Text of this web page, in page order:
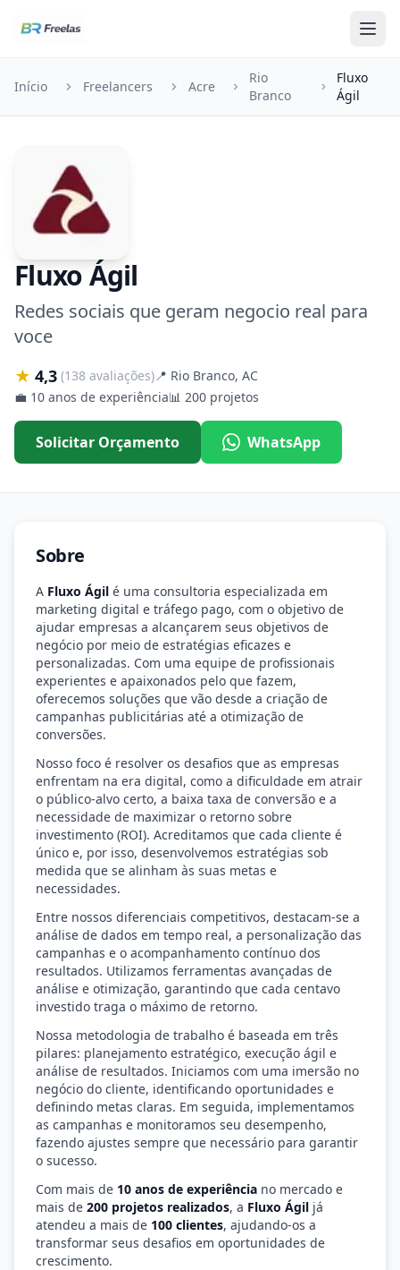
Início Freelancers Acre
Rio
Branco
Fluxo
Ágil
Fluxo Ágil
Redes sociais que geram negocio real para
voce
★ 4,3 (138 avaliações)📍 Rio Branco, AC
💼 10 anos de experiência📊 200 projetos
Solicitar Orçamento WhatsApp
Sobre
A Fluxo Ágil é uma consultoria especializada em
marketing digital e tráfego pago, com o objetivo de
ajudar empresas a alcançarem seus objetivos de
negócio por meio de estratégias eficazes e
personalizadas. Com uma equipe de profissionais
experientes e apaixonados pelo que fazem,
oferecemos soluções que vão desde a criação de
campanhas publicitárias até a otimização de
conversões.
Nosso foco é resolver os desafios que as empresas
enfrentam na era digital, como a dificuldade em atrair
o público-alvo certo, a baixa taxa de conversão e a
necessidade de maximizar o retorno sobre
investimento (ROI). Acreditamos que cada cliente é
único e, por isso, desenvolvemos estratégias sob
medida que se alinham às suas metas e
necessidades.
Entre nossos diferenciais competitivos, destacam-se a
análise de dados em tempo real, a personalização das
campanhas e o acompanhamento contínuo dos
resultados. Utilizamos ferramentas avançadas de
análise e otimização, garantindo que cada centavo
investido traga o máximo de retorno.
Nossa metodologia de trabalho é baseada em três
pilares: planejamento estratégico, execução ágil e
análise de resultados. Iniciamos com uma imersão no
negócio do cliente, identificando oportunidades e
definindo metas claras. Em seguida, implementamos
as campanhas e monitoramos seu desempenho,
fazendo ajustes sempre que necessário para garantir
o sucesso.
Com mais de 10 anos de experiência no mercado e
mais de 200 projetos realizados, a Fluxo Ágil já
atendeu a mais de 100 clientes, ajudando-os a
transformar seus desafios em oportunidades de
crescimento.